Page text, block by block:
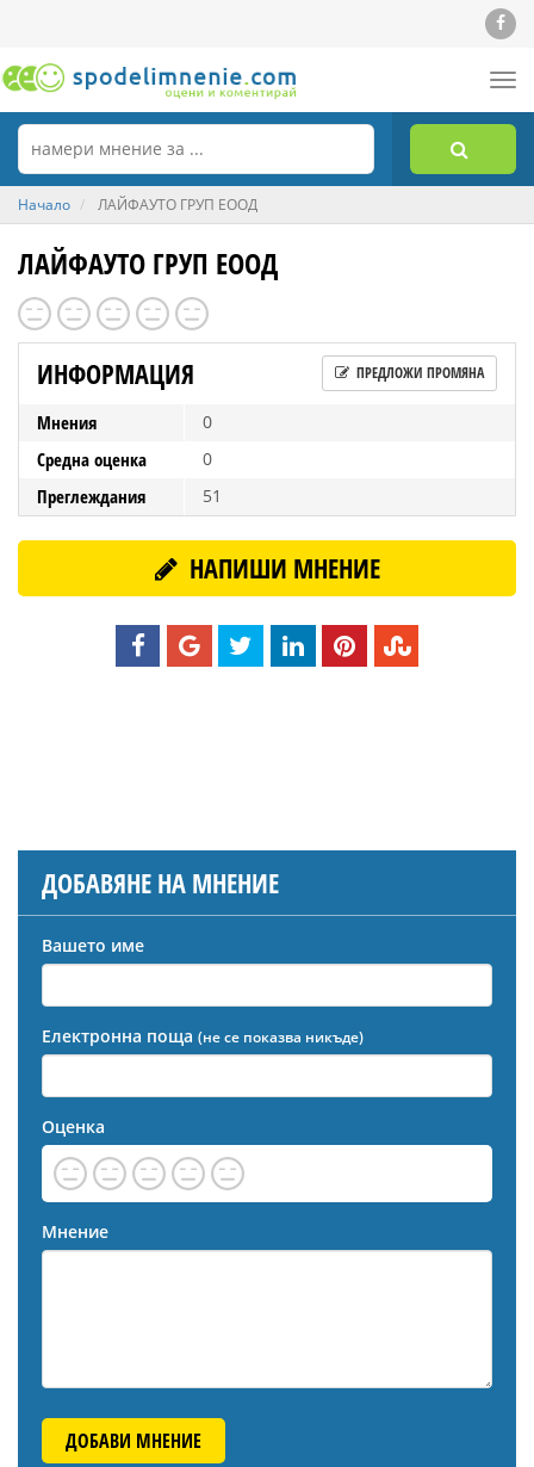
Начало ЛАЙФАУТО ГРУП ЕООД
ЛАЙФАУТО ГРУП ЕООД
ИНФОРМАЦИЯ ПРЕДЛОЖИ ПРОМЯНА
Мнения 0
Средна оценка 0
Преглеждания 51
НАПИШИ МНЕНИЕ
ДОБАВЯНЕ НА МНЕНИЕ
Вашето име
Електронна поща (не се показва никъде)
Оценка
Мнение
ДОБАВИ МНЕНИЕ